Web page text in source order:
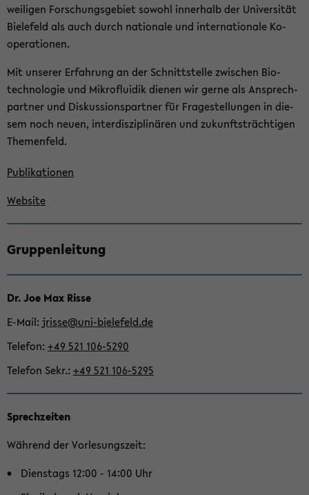
Haupt­
der
Sek­
on
wech­
Grup­pen­lei­tung
Dr. Joe Max Risse
E-​Mail jris­se@uni-​bielefeld.de
Te­le­fon +49 521 106-​5290
Te­le­fon Sekr. +49 521 106-​5295
Sprech­zei­ten
Wäh­rend der Vor­le­sungs­zeit:
Diens­tags 12:00 - 14:00 Uhr
wei­li­gen For­schungs­ge­biet so­wohl in­ner­halb der Uni­ver­si­tät
Bie­le­feld als auch durch na­tio­na­le und in­ter­na­tio­na­le Ko­
ope­ra­tio­nen.
Mit un­se­rer Er­fah­rung an der Schnitt­stel­le zwi­schen Bio­
tech­no­lo­gie und Mi­kro­flui­dik die­nen wir gerne als An­sprech­
part­ner und Dis­kus­si­ons­part­ner für Fra­ge­stel­lun­gen in die­
sem noch neuen, in­ter­dis­zi­pli­nä­ren und zu­kunfts­träch­ti­gen
The­men­feld.
Pu­bli­ka­tio­nen
Web­site